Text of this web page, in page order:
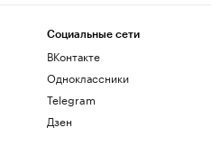
Социальные сети
ВКонтакте
Одноклассники
Telegram
Дзен